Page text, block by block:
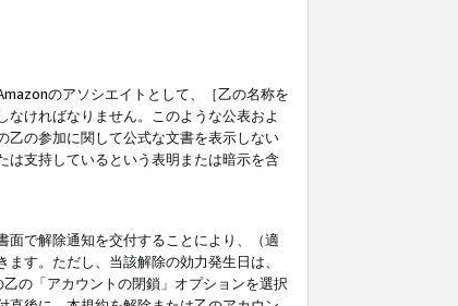
のアソシエイトとして、［乙の名称を
ければなりません。このような公表およ
乙の参加に関して公式な文書を表示しない
は支持しているという表明または暗示を含
で解除通知を交付することにより、（適
す。ただし、当該解除の効力発生日は、
の「アカウントの閉鎖」オプションを選択